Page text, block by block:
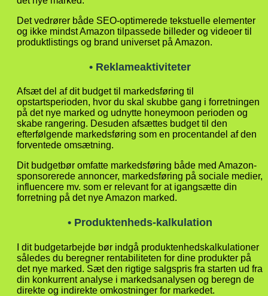
Det vedrører både SEO-optimerede tekstuelle elementer
og ikke mindst Amazon tilpassede billeder og videoer til
produktlistings og brand universet på Amazon.
• Reklameaktiviteter
Afsæt del af dit budget til markedsføring til
opstartsperioden, hvor du skal skubbe gang i forretningen
på det nye marked og udnytte honeymoon perioden og
skabe rangering. Desuden afsættes budget til den
efterfølgende markedsføring som en procentandel af den
forventede omsætning.
Dit budgetbør omfatte markedsføring både med Amazon-
sponsorerede annoncer, markedsføring på sociale medier,
influencere mv. som er relevant for at igangsætte din
forretning på det nye Amazon marked.
• Produktenheds-kalkulation
I dit budgetarbejde bør indgå produktenhedskalkulationer
således du beregner rentabiliteten for dine produkter på
det nye marked. Sæt den rigtige salgspris fra starten ud fra
din konkurrent analyse i markedsanalysen og beregn de
direkte og indirekte omkostninger for markedet.